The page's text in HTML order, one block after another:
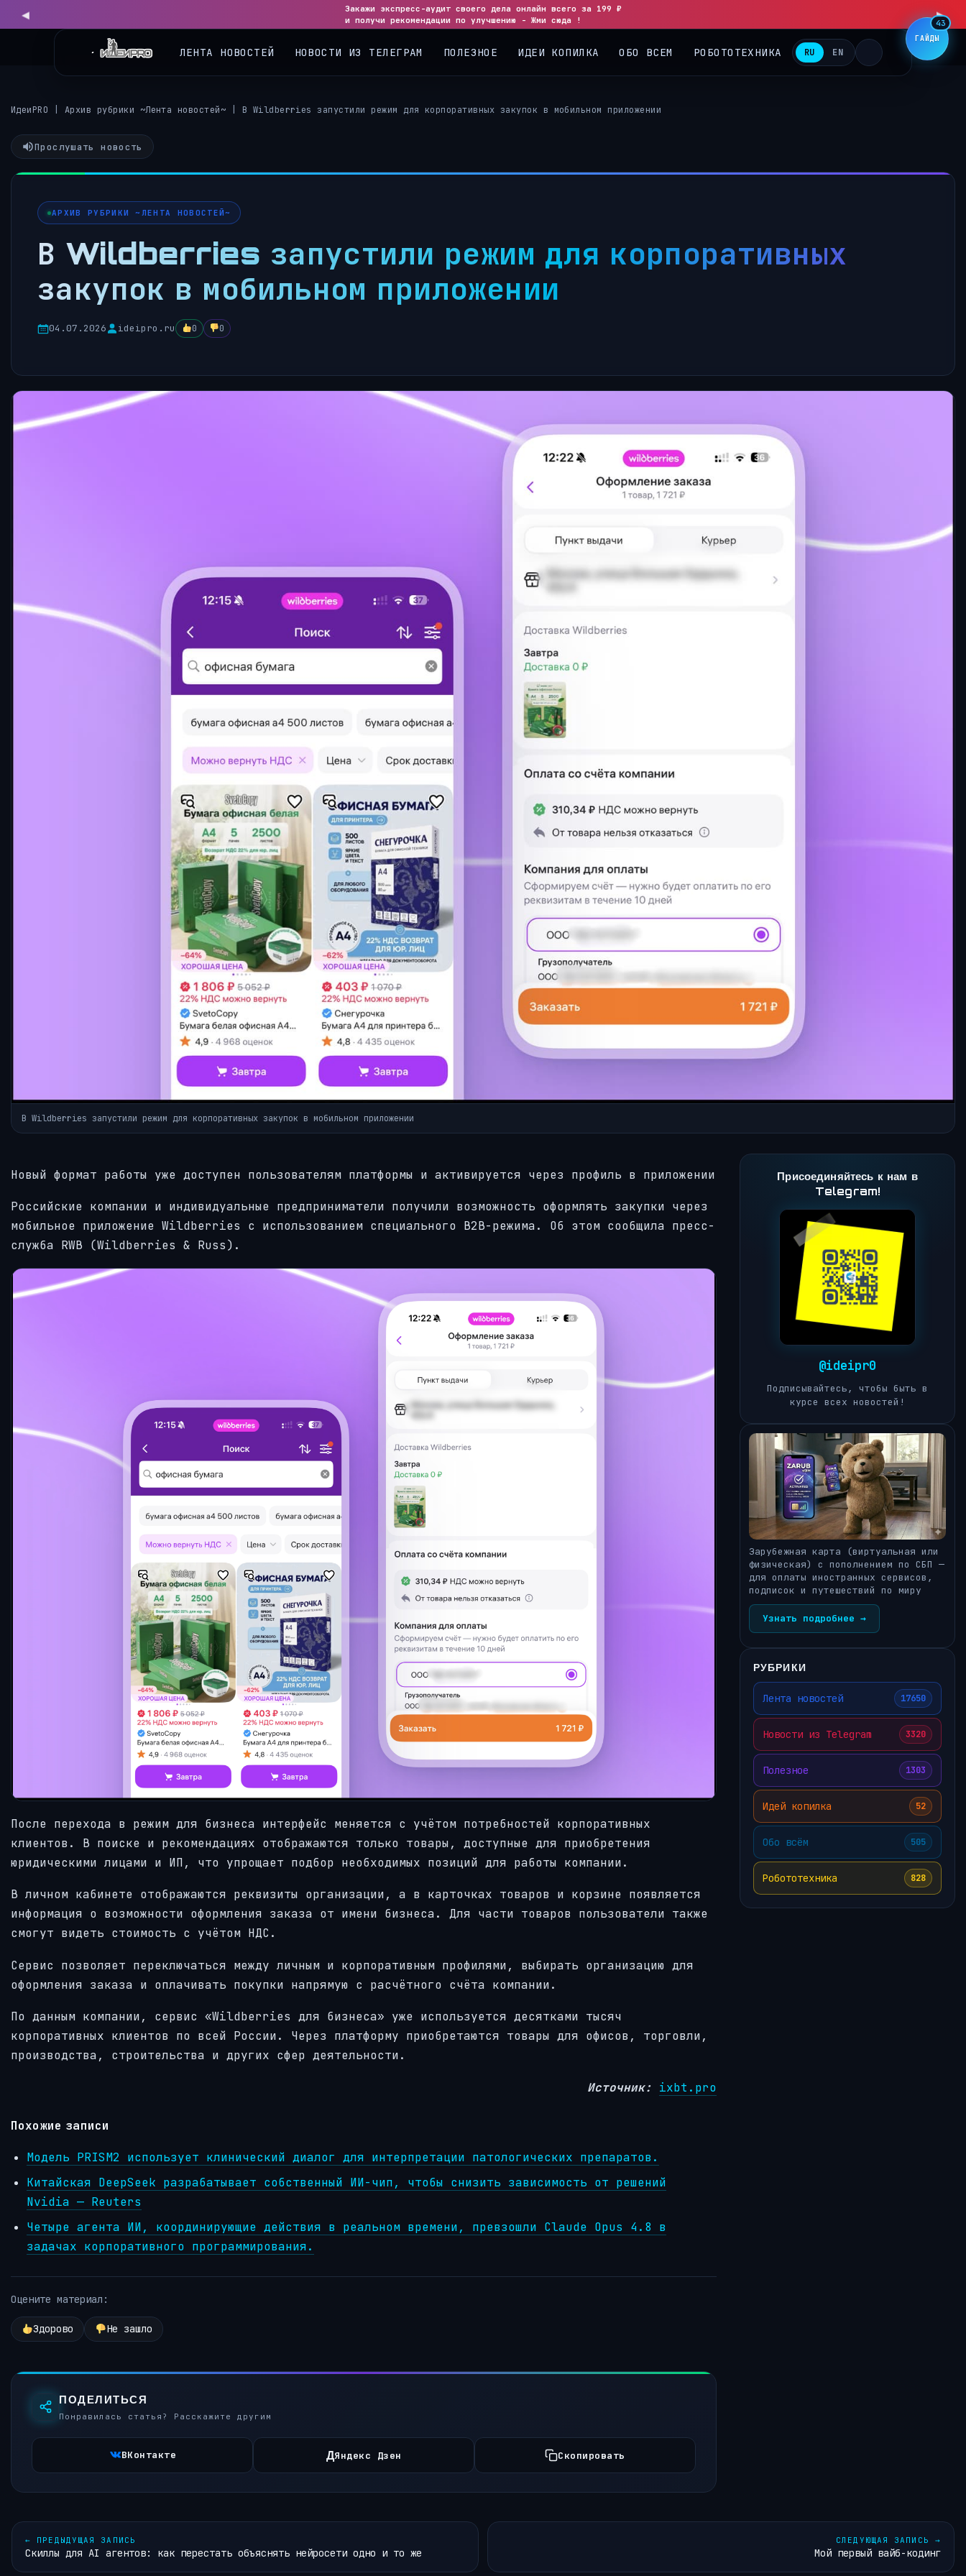
◀
Закажи экспресс-аудит своего дела онлайн всего за 199 ₽
и получи рекомендации по улучшению - Жми сюда !
▶
RU EN
ИдеиPRO Архив рубрики ~Лента новостей~ В Wildberries запустили режим для корпоративных закупок в мобильном приложении
Прослушать новость
АРХИВ РУБРИКИ ~ЛЕНТА НОВОСТЕЙ~
В Wildberries запустили режим для корпоративных
закупок в мобильном приложении
04.07.2026 ideipro.ru 0 0
В Wildberries запустили режим для корпоративных закупок в мобильном приложении
Новый формат работы уже доступен пользователям платформы и активируется через профиль в приложении
Российские компании и индивидуальные предприниматели получили возможность оформлять закупки через
мобильное приложение Wildberries с использованием специального B2B-режима. Об этом сообщила пресс-
служба RWB (Wildberries & Russ).
После перехода в режим для бизнеса интерфейс меняется с учётом потребностей корпоративных
клиентов. В поиске и рекомендациях отображаются только товары, доступные для приобретения
юридическими лицами и ИП, что упрощает подбор необходимых позиций для работы компании.
В личном кабинете отображаются реквизиты организации, а в карточках товаров и корзине появляется
информация о возможности оформления заказа от имени бизнеса. Для части товаров пользователи также
смогут видеть стоимость с учётом НДС.
Сервис позволяет переключаться между личным и корпоративным профилями, выбирать организацию для
оформления заказа и оплачивать покупки напрямую с расчётного счёта компании.
По данным компании, сервис «Wildberries для бизнеса» уже используется десятками тысяч
корпоративных клиентов по всей России. Через платформу приобретаются товары для офисов, торговли,
производства, строительства и других сфер деятельности.
Источник: ixbt.pro
Похожие записи
Модель PRISM2 использует клинический диалог для интерпретации патологических препаратов.
Китайская DeepSeek разрабатывает собственный ИИ-чип, чтобы снизить зависимость от решений
Nvidia — Reuters
Четыре агента ИИ, координирующие действия в реальном времени, превзошли Claude Opus 4.8 в
задачах корпоративного программирования.
Оцените материал:
Здорово Не зашло
ПОДЕЛИТЬСЯ
Понравилась статья? Расскажите другим
ВКонтакте ДЯндекс Дзен Скопировать
Присоединяйтесь к нам в
Telegram!
@ideipr0
Подписывайтесь, чтобы быть в
курсе всех новостей!
Зарубежная карта (виртуальная или
физическая) с пополнением по СБП —
для оплаты иностранных сервисов,
подписок и путешествий по миру
Узнать подробнее →
РУБРИКИ
Лента новостей 17650
Новости из Telegram 3320
Полезное 1303
Идей копилка 52
Обо всём 505
Робототехника 828
← ПРЕДЫДУЩАЯ ЗАПИСЬ
Скиллы для AI агентов: как перестать объяснять нейросети одно и то же
СЛЕДУЮЩАЯ ЗАПИСЬ →
Мой первый вайб-кодинг
ГАЙДЫ
43